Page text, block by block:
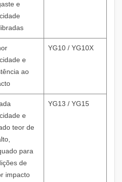
e
e
ao
YG10 / YG10X
e
teor de
para
de
impacto
YG13 / YG15